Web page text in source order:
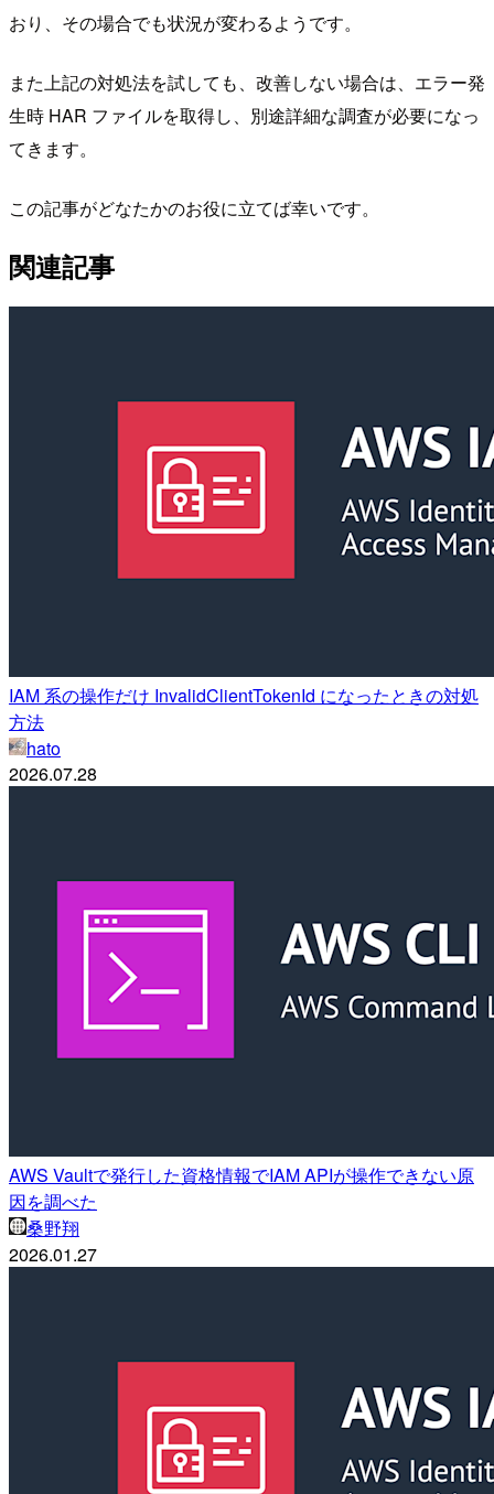
おり、その場合でも状況が変わるようです。
また上記の対処法を試しても、改善しない場合は、エラー発
生時 HAR ファイルを取得し、別途詳細な調査が必要になっ
てきます。
この記事がどなたかのお役に立てば幸いです。
関連記事
IAM 系の操作だけ InvalidClientTokenId になったときの対処
方法
hato
2026.07.28
AWS Vaultで発行した資格情報でIAM APIが操作できない原
因を調べた
桑野翔
2026.01.27